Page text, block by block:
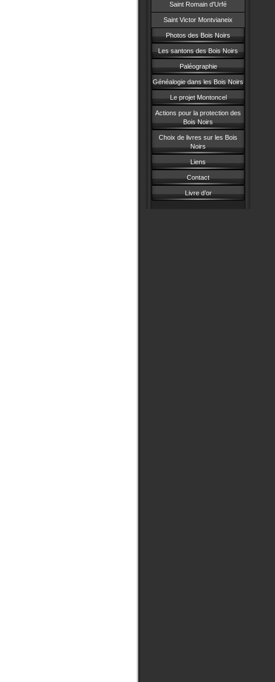
Saint Romain d'Urfé
Saint Victor Montvianeix
Photos des Bois Noirs
Les santons des Bois Noirs
Paléographie
Généalogie dans les Bois Noirs
Le projet Montoncel
Actions pour la protection des
Bois Noirs
Choix de livres sur les Bois
Noirs
Liens
Contact
Livre d’or